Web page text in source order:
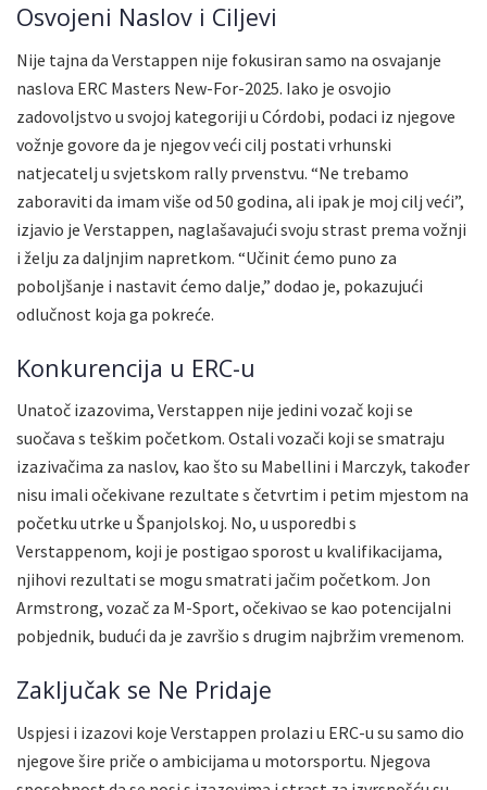
Osvojeni Naslov i Ciljevi
Nije tajna da Verstappen nije fokusiran samo na osvajanje
naslova ERC Masters New-For-2025. Iako je osvojio
zadovoljstvo u svojoj kategoriji u Córdobi, podaci iz njegove
vožnje govore da je njegov veći cilj postati vrhunski
natjecatelj u svjetskom rally prvenstvu. “Ne trebamo
zaboraviti da imam više od 50 godina, ali ipak je moj cilj veći”,
izjavio je Verstappen, naglašavajući svoju strast prema vožnji
i želju za daljnjim napretkom. “Učinit ćemo puno za
poboljšanje i nastavit ćemo dalje,” dodao je, pokazujući
odlučnost koja ga pokreće.
Konkurencija u ERC-u
Unatoč izazovima, Verstappen nije jedini vozač koji se
suočava s teškim početkom. Ostali vozači koji se smatraju
izazivačima za naslov, kao što su Mabellini i Marczyk, također
nisu imali očekivane rezultate s četvrtim i petim mjestom na
početku utrke u Španjolskoj. No, u usporedbi s
Verstappenom, koji je postigao sporost u kvalifikacijama,
njihovi rezultati se mogu smatrati jačim početkom. Jon
Armstrong, vozač za M-Sport, očekivao se kao potencijalni
pobjednik, budući da je završio s drugim najbržim vremenom.
Zaključak se Ne Pridaje
Uspjesi i izazovi koje Verstappen prolazi u ERC-u su samo dio
njegove šire priče o ambicijama u motorsportu. Njegova